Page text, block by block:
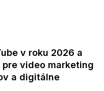
v roku 2026 a
video marketing
a digitálne